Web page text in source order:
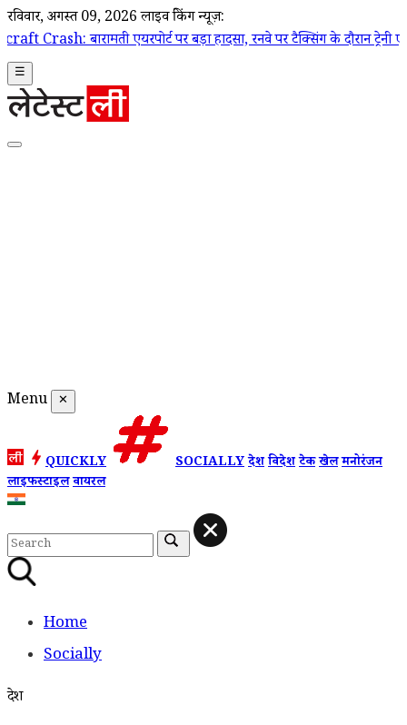
रविवार, अगस्त 09, 2026 लाइव ब्रेकिंग न्यूज़:
एयरपोर्ट पर बड़ा हादसा, रनवे पर टैक्सिंग के दौरान ट्रेनी एयरक्राफ्ट
☰
Menu ✕
QUICKLY SOCIALLYदेशविदेशटेकखेलमनोरंजन
लाइफस्टाइलवायरल
Home
Socially
देश